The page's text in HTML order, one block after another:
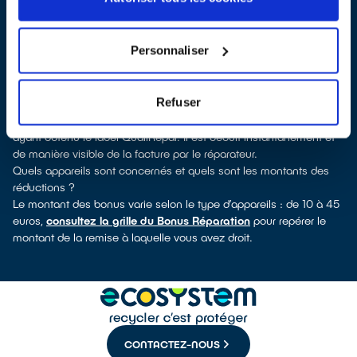
Personnaliser
Refuser
. En cliquant sur la fiche détaillée du réparateur, vous
découvrirez pour quels types d’appareils ce professionnel a
informatique, outillage électroportatif : à chaque famille
d’équipements son réparateur spécialisé et labellisé QualiRépar.
Consulter l’annuaire
Comment bénéficier du Bonus Réparation à Gourdon ?
Le Bonus Réparation est en vigueur chez tous les réparateurs
ayant obtenu le label QualiRépar. Il est déduit instantanément et
de manière visible de la facture par le réparateur.
Quels appareils sont concernés et quels sont les montants des
réductions ?
Le montant des bonus varie selon le type d’appareils : de 10 à 45
euros, consultez la grille du Bonus Réparation pour repérer le
montant de la remise à laquelle vous avez droit.
CONTACTEZ-NOUS